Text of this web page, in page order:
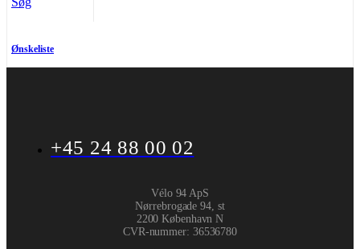
Ønskeliste
+45 24 88 00 02
Vélo 94 ApS
Nørrebrogade 94, st
2200 København N
CVR-nummer: 36536780